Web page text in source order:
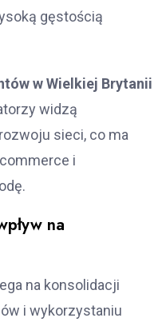
gęstością
w Wielkiej Brytanii
widzą
sieci, co ma
i
na
na konsolidacji
i wykorzystaniu